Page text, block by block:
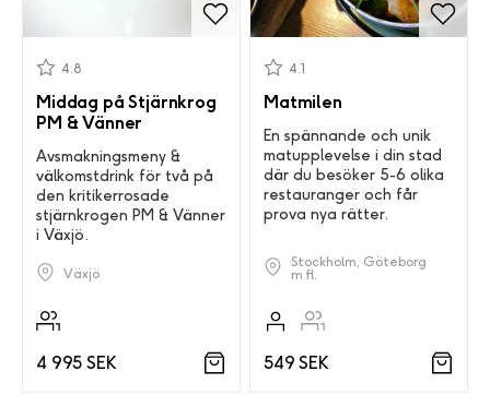
Middag på Stjärnkrog
PM & Vänner
4.8
Avsmakningsmeny &
välkomstdrink för två på
den kritikerrosade
stjärnkrogen PM & Vänner
i Växjö.
Växjö
4 995 SEK
Matmilen
4.1
En spännande och unik
matupplevelse i din stad
där du besöker 5-6 olika
restauranger och får
prova nya rätter.
Stockholm, Göteborg
m.fl.
549 SEK